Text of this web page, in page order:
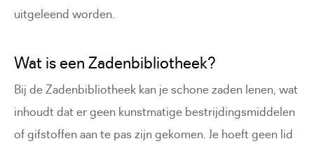
uitgeleend worden.
Wat is een Zadenbibliotheek?
Bij de Zadenbibliotheek kan je schone zaden lenen, wat
inhoudt dat er geen kunstmatige bestrijdingsmiddelen
of gifstoffen aan te pas zijn gekomen. Je hoeft geen lid